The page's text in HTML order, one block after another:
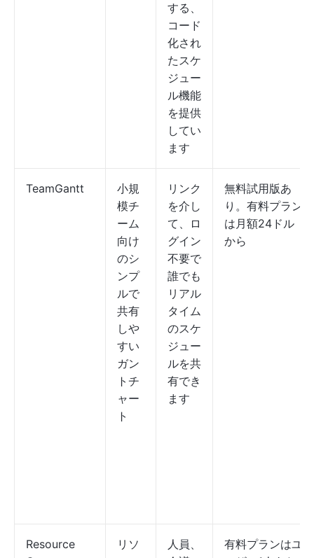
する、
コード
化され
たスケ
ジュー
ル機能
を提供
してい
ます
TeamGantt
小規
模チ
ーム
向け
のシ
ンプ
ルで
共有
しや
すい
ガン
トチ
ャー
ト
リンク
を介し
て、ロ
グイン
不要で
誰でも
リアル
タイム
のスケ
ジュー
ルを共
有でき
ます
無料試用版あ
り。有料プラン
は月額24ドル
から
Resource
リソ
人員、
有料プランはユ